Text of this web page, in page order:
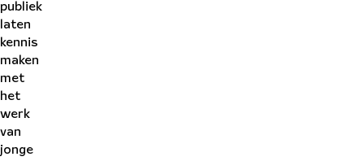
publiek
laten
kennis
maken
met
het
werk
van
jonge